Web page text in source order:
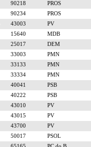
90218
PROS
90234
PROS
43003
PV
15640
MDB
25017
DEM
33003
PMN
33133
PMN
33334
PMN
40041
PSB
40222
PSB
43010
PV
43015
PV
43700
PV
50017
PSOL